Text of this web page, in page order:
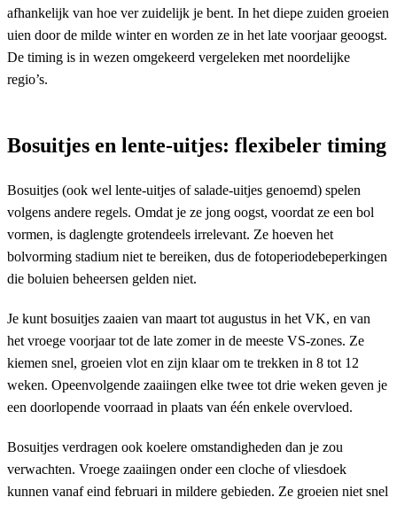
afhankelijk van hoe ver zuidelijk je bent. In het diepe zuiden groeien
uien door de milde winter en worden ze in het late voorjaar geoogst.
De timing is in wezen omgekeerd vergeleken met noordelijke
regio’s.
Bosuitjes en lente-uitjes: flexibeler timing
Bosuitjes (ook wel lente-uitjes of salade-uitjes genoemd) spelen
volgens andere regels. Omdat je ze jong oogst, voordat ze een bol
vormen, is daglengte grotendeels irrelevant. Ze hoeven het
bolvorming stadium niet te bereiken, dus de fotoperiodebeperkingen
die boluien beheersen gelden niet.
Je kunt bosuitjes zaaien van maart tot augustus in het VK, en van
het vroege voorjaar tot de late zomer in de meeste VS-zones. Ze
kiemen snel, groeien vlot en zijn klaar om te trekken in 8 tot 12
weken. Opeenvolgende zaaiingen elke twee tot drie weken geven je
een doorlopende voorraad in plaats van één enkele overvloed.
Bosuitjes verdragen ook koelere omstandigheden dan je zou
verwachten. Vroege zaaiingen onder een cloche of vliesdoek
kunnen vanaf eind februari in mildere gebieden. Ze groeien niet snel